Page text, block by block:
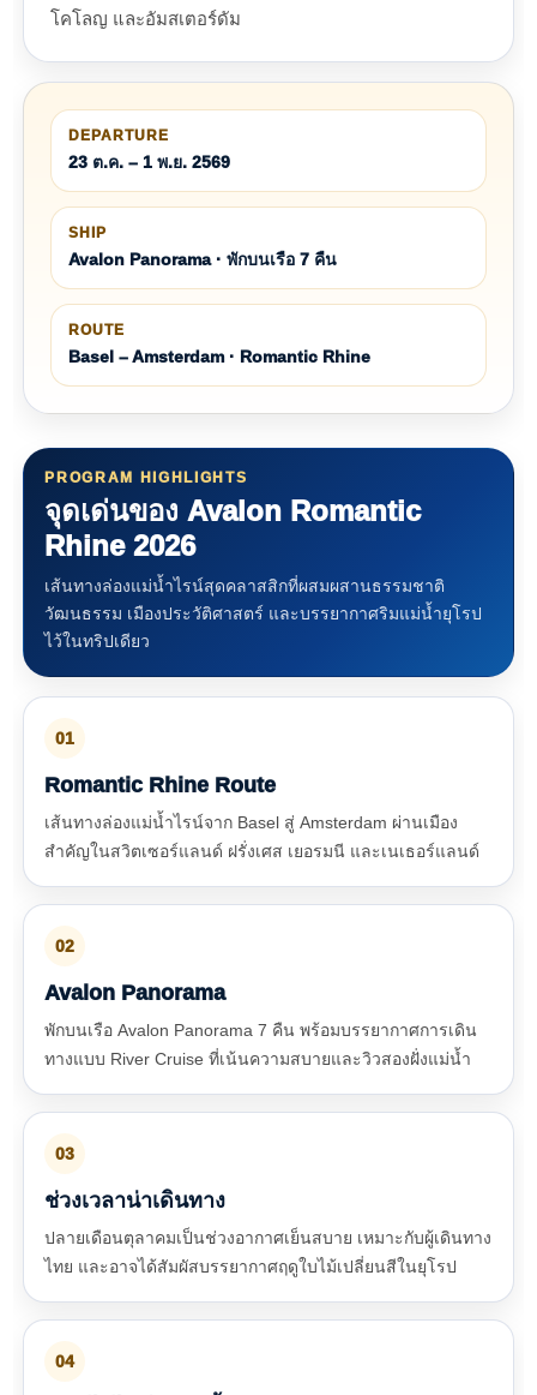
โคโลญ และอัมสเตอร์ดัม
DEPARTURE
23 ต.ค. – 1 พ.ย. 2569
SHIP
Avalon Panorama · พักบนเรือ 7 คืน
ROUTE
Basel – Amsterdam · Romantic Rhine
PROGRAM HIGHLIGHTS
จุดเด่นของ Avalon Romantic
Rhine 2026
เส้นทางล่องแม่น้ำไรน์สุดคลาสสิกที่ผสมผสานธรรมชาติ
วัฒนธรรม เมืองประวัติศาสตร์ และบรรยากาศริมแม่น้ำยุโรป
ไว้ในทริปเดียว
01
Romantic Rhine Route
เส้นทางล่องแม่น้ำไรน์จาก Basel สู่ Amsterdam ผ่านเมือง
สำคัญในสวิตเซอร์แลนด์ ฝรั่งเศส เยอรมนี และเนเธอร์แลนด์
02
Avalon Panorama
พักบนเรือ Avalon Panorama 7 คืน พร้อมบรรยากาศการเดิน
ทางแบบ River Cruise ที่เน้นความสบายและวิวสองฝั่งแม่น้ำ
03
ช่วงเวลาน่าเดินทาง
ปลายเดือนตุลาคมเป็นช่วงอากาศเย็นสบาย เหมาะกับผู้เดินทาง
ไทย และอาจได้สัมผัสบรรยากาศฤดูใบไม้เปลี่ยนสีในยุโรป
04